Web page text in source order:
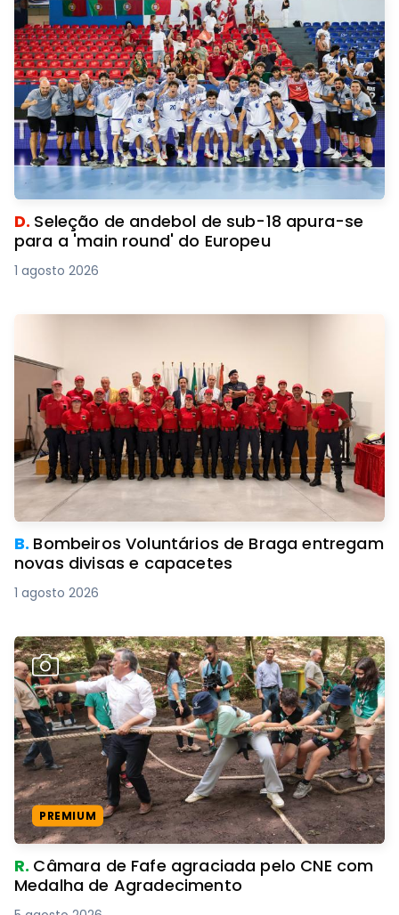
D. Seleção de andebol de sub-18 apura-se
para a 'main round' do Europeu
1 agosto 2026
B. Bombeiros Voluntários de Braga entregam
novas divisas e capacetes
1 agosto 2026
PREMIUM
R. Câmara de Fafe agraciada pelo CNE com
Medalha de Agradecimento